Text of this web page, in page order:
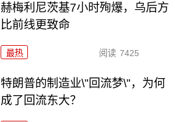
赫梅利尼茨基7小时殉爆，乌后方
比前线更致命
最热 阅读 7425
特朗普的制造业\"回流梦\"，为何
成了回流东大？